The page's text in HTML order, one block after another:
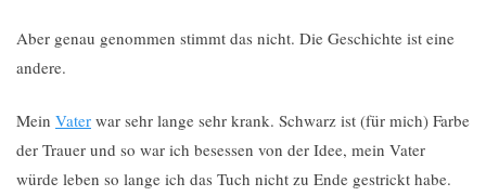
Aber genau genommen stimmt das nicht. Die Geschichte ist eine
andere.
Mein Vater war sehr lange sehr krank. Schwarz ist (für mich) Farbe
der Trauer und so war ich besessen von der Idee, mein Vater
würde leben so lange ich das Tuch nicht zu Ende gestrickt habe.